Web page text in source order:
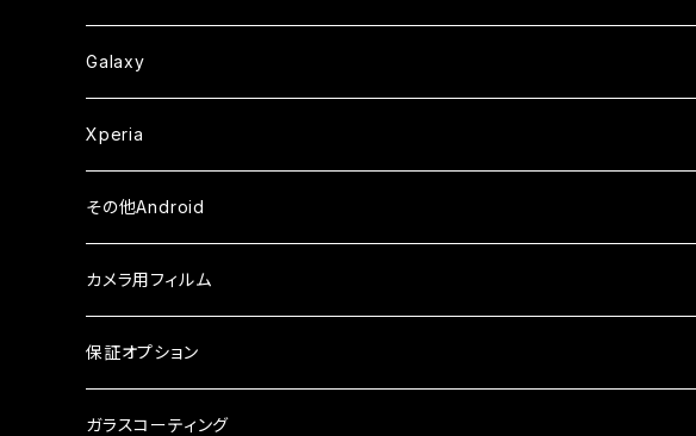
セラミックフィルム
ガラスフィルム
セラミックフィルム
ケース
セラミックフィルム
ガラスフィルム
セラミックフィルム
iPhone6s
ガラスフィルム
ケース・カバー
iPhone6
ガラスフィルム
ケース・カバー
ガラスフィルム
ケース
iPhone6sPlus
ガラスフィルム
ケース
iPhone7Plus
ガラスフィルム
ケース
iPhone8Plus
ガラスフィルム
ケース
ガラスフィルム
セラミックフィルム
ケース
Galaxy
ガラスフィルム
セラミックフィルム
ケース
Xperia
ガラスフィルム
その他Android
AQUOS
ガラスフィルム
arrows
ガラスフィルム
シンプルスマホ
カメラ用フィルム
iPhone
iPhone17e
Android
保証オプション
ガラスコーティング